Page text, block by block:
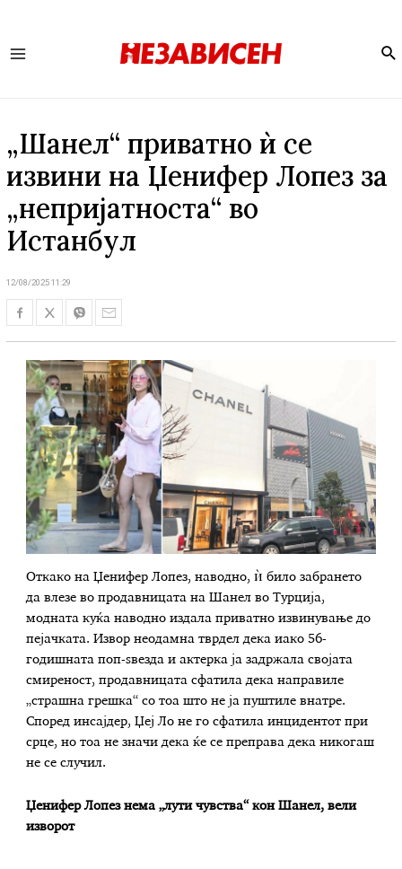
„Шанел“ приватно ѝ се
извини на Џенифер Лопез за
„непријатноста“ во
Истанбул
12/08/2025 11:29
Откако на Џенифер Лопез, наводно, ѝ било забрането
да влезе во продавницата на Шанел во Турција,
модната куќа наводно издала приватно извинување до
пејачката. Извор неодамна тврдел дека иако 56-
годишната поп-ѕвезда и актерка ја задржала својата
смиреност, продавницата сфатила дека направиле
„страшна грешка“ со тоа што не ја пуштиле внатре.
Според инсајдер, Џеј Ло не го сфатила инцидентот при
срце, но тоа не значи дека ќе се преправа дека никогаш
не се случил.
Џенифер Лопез нема „лути чувства“ кон Шанел, вели
изворот